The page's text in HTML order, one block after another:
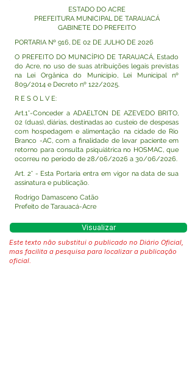
ESTADO DO ACRE
PREFEITURA MUNICIPAL DE TARAUACÁ
GABINETE DO PREFEITO
PORTARIA Nº 916, DE 02 DE JULHO DE 2026
O PREFEITO DO MUNICÍPIO DE TARAUACÁ, Estado
do Acre, no uso de suas atribuições legais previstas
na Lei Orgânica do Município, Lei Municipal nº
809/2014 e Decreto nº 122/2025.
R E S O L V E:
Art.1°-Conceder a ADAELTON DE AZEVEDO BRITO,
02 (duas), diárias, destinadas ao custeio de despesas
com hospedagem e alimentação na cidade de Rio
Branco -AC, com a finalidade de levar paciente em
retorno para consulta psiquiátrica no HOSMAC, que
ocorreu no período de 28/06/2026 a 30/06/2026.
Art. 2° - Esta Portaria entra em vigor na data de sua
assinatura e publicação.
Rodrigo Damasceno Catão
Prefeito de Tarauacá-Acre
Visualizar
Este texto não substitui o publicado no Diário Oficial,
mas facilita a pesquisa para localizar a publicação
oficial.